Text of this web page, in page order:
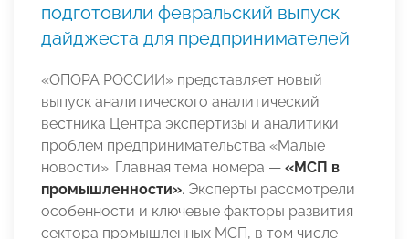
подготовили февральский выпуск
дайджеста для предпринимателей
«ОПОРА РОССИИ» представляет новый
выпуск аналитического аналитический
вестника Центра экспертизы и аналитики
проблем предпринимательства «Малые
новости». Главная тема номера — «МСП в
промышленности». Эксперты рассмотрели
особенности и ключевые факторы развития
сектора промышленных МСП, в том числе